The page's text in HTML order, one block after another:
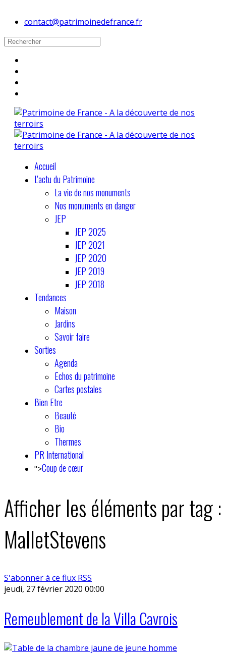
contact@patrimoinedefrance.fr
Accueil
L'actu du Patrimoine
La vie de nos monuments
Nos monuments en danger
JEP
JEP 2025
JEP 2021
JEP 2020
JEP 2019
JEP 2018
Tendances
Maison
Jardins
Savoir faire
Sorties
Agenda
Echos du patrimoine
Cartes postales
Bien Etre
Beauté
Bio
Thermes
PR International
">Coup de cœur
Afficher les éléments par tag :
MalletStevens
S'abonner à ce flux RSS
jeudi, 27 février 2020 00:00
Remeublement de la Villa Cavrois